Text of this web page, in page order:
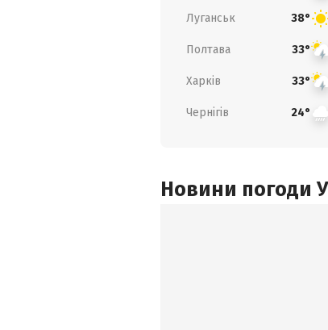
Луганськ 38°
Полтава 33°
Харків 33°
Чернігів 24°
Новини погоди